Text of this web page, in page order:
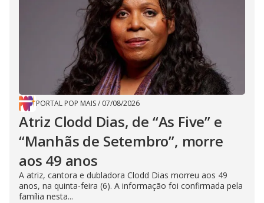
PORTAL POP MAIS/ 07/08/2026
Atriz Clodd Dias, de “As Five” e
“Manhãs de Setembro”, morre
aos 49 anos
A atriz, cantora e dubladora Clodd Dias morreu aos 49
anos, na quinta-feira (6). A informação foi confirmada pela
família nesta...